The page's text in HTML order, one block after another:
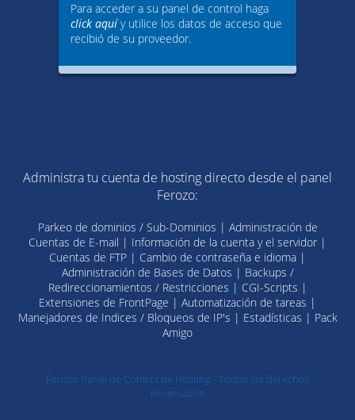
Para acceder a su panel de control haga
click aquíy utilice los datos de acceso que
recibió de su proveedor.
Administra tu cuenta de hosting directo desde el panel
Ferozo:
Parkeo de dominios / Sub-Dominios | Administración de
Cuentas de E-mail | Información de la cuenta y el servidor |
Cuentas de FTP | Cambio de contraseña e idioma |
Administración de Bases de Datos | Backups /
Redireccionamientos / Restricciones | CGI-Scripts |
Extensiones de FrontPage | Automatización de tareas |
Manejadores de Indices / Bloqueos de IP's | Estadísticas | Pack
Amigo
Ferozo Panel de Control de Hosting - Todos los derechos
Reservados